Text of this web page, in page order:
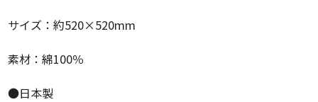
サイズ：約520×520mm
素材：綿100％
●日本製